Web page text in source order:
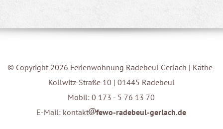
© Copyright 2026 Ferienwohnung Radebeul Gerlach | Käthe-
Kollwitz-Straße 10 | 01445 Radebeul
Mobil: 0 173 - 5 76 13 70
E-Mail: kontakt
fewo-radebeul-gerlach.de